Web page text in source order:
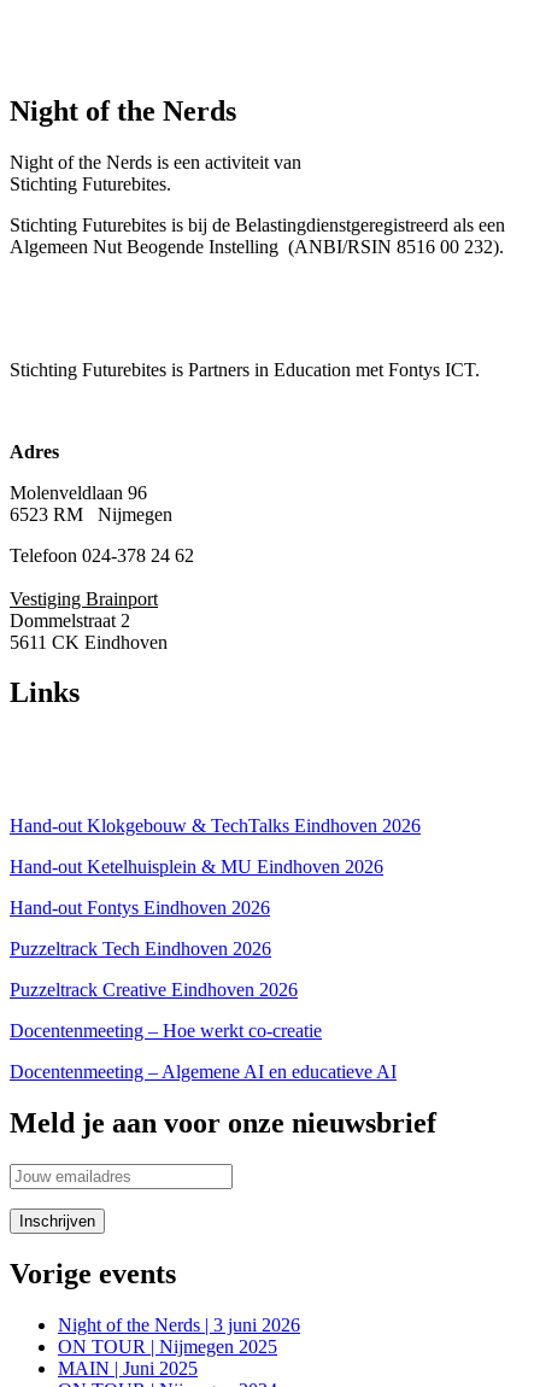
Night of the Nerds
Night of the Nerds is een activiteit van
Stichting Futurebites.
Stichting Futurebites is bij de Belastingdienstgeregistreerd als een
Algemeen Nut Beogende Instelling (ANBI/RSIN 8516 00 232).
Stichting Futurebites is Partners in Education met Fontys ICT.
Adres
Molenveldlaan 96
6523 RM Nijmegen
Telefoon 024-378 24 62
Vestiging Brainport
Dommelstraat 2
5611 CK Eindhoven
Links
Hand-out Klokgebouw & TechTalks Eindhoven 2026
Hand-out Ketelhuisplein & MU Eindhoven 2026
Hand-out Fontys Eindhoven 2026
Puzzeltrack Tech Eindhoven 2026
Puzzeltrack Creative Eindhoven 2026
Docentenmeeting – Hoe werkt co-creatie
Docentenmeeting – Algemene AI en educatieve AI
Meld je aan voor onze nieuwsbrief
Vorige events
Night of the Nerds | 3 juni 2026
ON TOUR | Nijmegen 2025
MAIN | Juni 2025